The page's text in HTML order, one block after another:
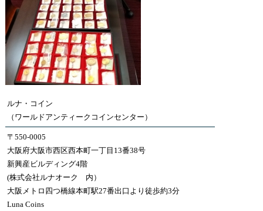
ルナ・コイン
（ワールドアンティークコインセンター）
〒550-0005
大阪府大阪市西区西本町一丁目13番38号
新興産ビルディング4階
(株式会社ルナオーク 内）
大阪メトロ四つ橋線本町駅27番出口より徒歩約3分
Luna Coins